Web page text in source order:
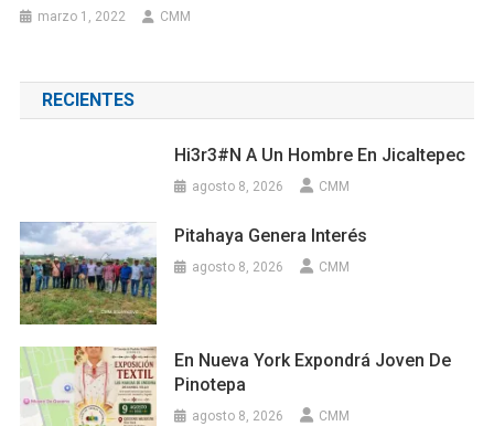
marzo 1, 2022 CMM
RECIENTES
Hi3r3#n A Un Hombre En Jicaltepec
agosto 8, 2026 CMM
Pitahaya Genera Interés
agosto 8, 2026 CMM
En Nueva York Expondrá Joven De
Pinotepa
agosto 8, 2026 CMM